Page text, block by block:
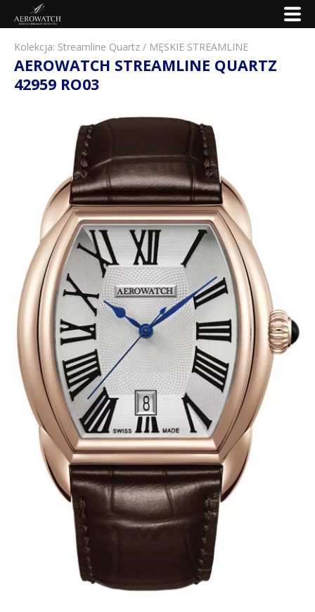
Kolekcja: Streamline Quartz / MĘSKIE STREAMLINE
AEROWATCH STREAMLINE QUARTZ
42959 RO03